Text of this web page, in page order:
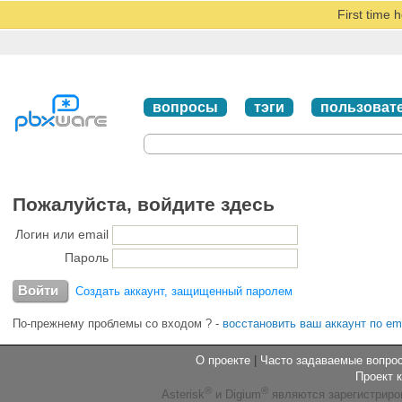
First time
вопросы тэги
Пожалуйста, войдите здесь
Логин или email
Пароль
Создать аккаунт, защищенный паролем
По-прежнему проблемы со входом ? - восстановить ваш аккаунт по
О проекте | Часто задаваемые
Проект
Asterisk ® и Digium ® являются